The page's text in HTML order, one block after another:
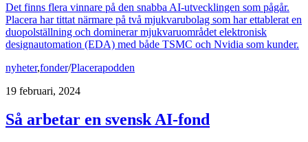
Det finns flera vinnare på den snabba AI-utvecklingen som pågår.
Placera har tittat närmare på två mjukvarubolag som har ettablerat en
duopolställning och dominerar mjukvaruområdet elektronisk
designautomation (EDA) med både TSMC och Nvidia som kunder.
nyheter,fonder/Placerapodden
19 februari, 2024
Så arbetar en svensk AI-fond